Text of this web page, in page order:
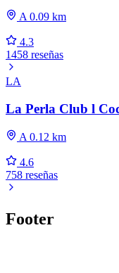
A 0.09 km
4.3
1458 reseñas
LA
La Perla Club l
A 0.12 km
4.6
758 reseñas
Footer